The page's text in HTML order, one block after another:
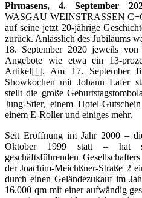
Pirmasens, 4. September
WASGAU WEIN­STRASSEN
auf seine jetzt 20-jährige
zurück. Anlässlich des Jubiläums
18. September 2020 jeweils
Angebote wie etwa ein 13-
Artikel[1]. Am 17. September
Showkochen mit Johann Lafer
stellt die große
Jung-Stier, einem Hotel-
einem E-Roller und einiges mehr.
Seit Eröffnung im Jahr 2000 –
Oktober 1999 statt – hat
geschäftsführenden
der Joachim-Meichßner-Straße 2
durch einen Geländezukauf im
16.000 qm mit einer aufwändig